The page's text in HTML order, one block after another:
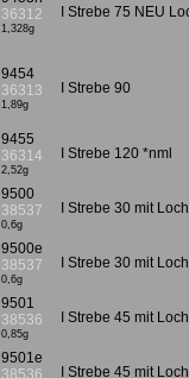
36312
1,328g
I Strebe 75 NEU
9454
36313
1,89g
I Strebe 90
9455
36314
2,52g
I Strebe 120 *nml
9500
38537
0,6g
I Strebe 30 mit
9500e
38537
0,6g
I Strebe 30 mit
9501
38536
0,85g
I Strebe 45 mit
9501e
I Strebe 45 mit